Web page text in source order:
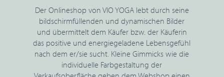
Der Onlineshop von VIO YOGA lebt durch seine
bildschirmfüllenden und dynamischen Bilder
und übermittelt dem Käufer bzw. der Käuferin
das positive und energiegeladene Lebensgefühl
nach dem er/sie sucht. Kleine Gimmicks wie die
individuelle Farbgestaltung der